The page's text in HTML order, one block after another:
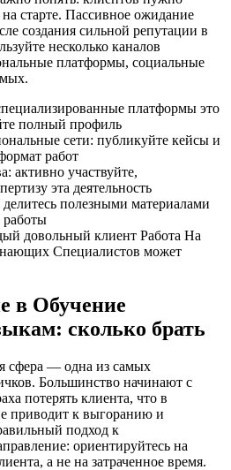
старте. Пассивное ожидание
создания сильной репутации в
несколько каналов
платформы, социальные
платформы это
полный профиль
сети: публикуйте кейсы и
работ
активно участвуйте,
эта деятельность
полезными материалами
довольный клиент Работа На
Специалистов может
в Обучение
сколько брать
сфера — одна из самых
Большинство начинают с
потерять клиента, что в
приводит к выгоранию и
подход к
ориентируйтесь на
а не на затраченное время.